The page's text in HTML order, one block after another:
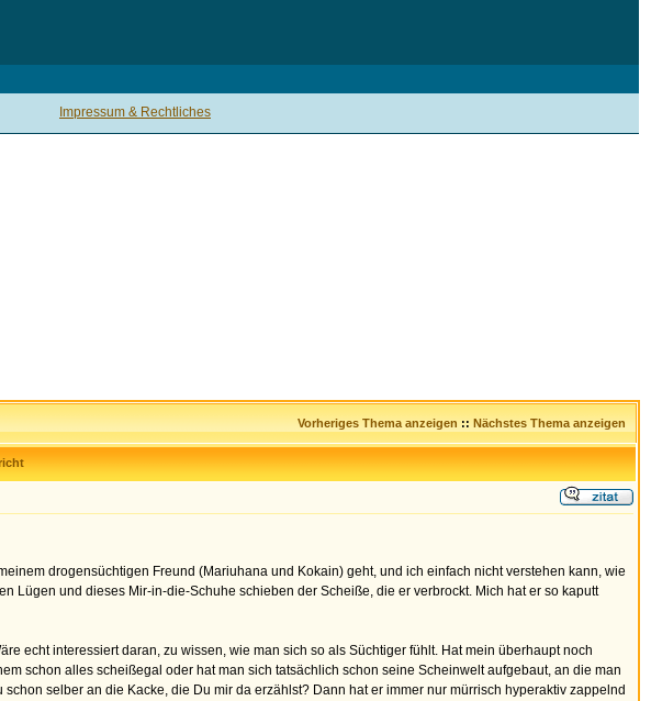
Vorheriges Thema anzeigen :: Nächstes Thema anzeigen
drogensüchtigen Freund (Mariuhana und Kokain) geht, und ich einfach nicht verstehen kann, wie
Lügen und dieses Mir-in-die-Schuhe schieben der Scheiße, die er verbrockt. Mich hat er so kaputt
echt interessiert daran, zu wissen, wie man sich so als Süchtiger fühlt. Hat mein überhaupt noch
schon alles scheißegal oder hat man sich tatsächlich schon seine Scheinwelt aufgebaut, an die man
selber an die Kacke, die Du mir da erzählst? Dann hat er immer nur mürrisch hyperaktiv zappelnd
Impressum & Rechtliches